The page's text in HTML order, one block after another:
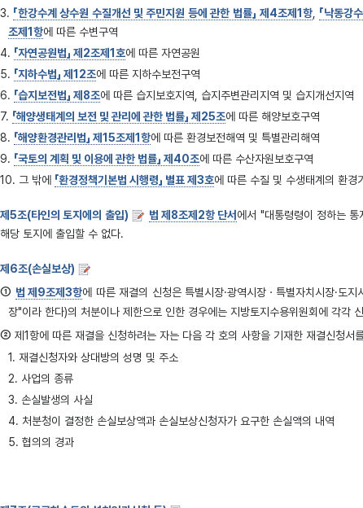
3. 「한강수계 상수원 수질개선 및 주민지원 등에 관한 법률」 제4조제1항, 「낙동강
조제1항에 따른 수변구역
4. 「자연공원법」 제2조제1호에 따른 자연공원
5. 「지하수법」 제12조에 따른 지하수보전구역
6. 「습지보전법」 제8조에 따른 습지보호지역, 습지주변관리지역 및 습지개선지역
7. 「해양생태계의 보전 및 관리에 관한 법률」 제25조에 따른 해양보호구역
8. 「해양환경관리법」 제15조제1항에 따른 환경보전해역 및 특별관리해역
9. 「국토의 계획 및 이용에 관한 법률」 제40조에 따른 수산자원보호구역
10. 그 밖에 「환경정책기본법 시행령」 별표 제3호에 따른 수질 및 수생태계의 환경
제5조(타인의 토지에의 출입) 법 제8조제2항 단서 에서 "대통령령이 정하는
해당 토지에 출입할 수 없다.
제6조(손실보상)
① 법 제9조제3항에 따른 재결의 신청은 특별시장·광역시장ㆍ특별자치시장·도
장"이라 한다)의 처분이나 제한으로 인한 경우에는 지방토지수용위원회에 각
② 제1항에 따른 재결을 신청하려는 자는 다음 각 호의 사항을 기재한 재결신청
1. 재결신청자와 상대방의 성명 및 주소
2. 사업의 종류
3. 손실발생의 사실
4. 처분청이 결정한 손실보상액과 손실보상신청자가 요구한 손실액의 내역
5. 협의의 경과